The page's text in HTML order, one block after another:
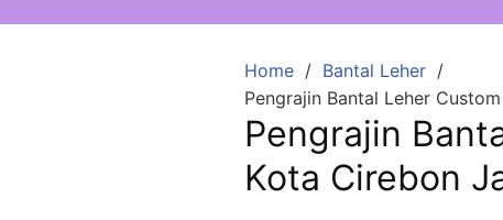
Home
Bantal Leher
Pengrajin Bantal Leher
Pengrajin
Kota Cirebon